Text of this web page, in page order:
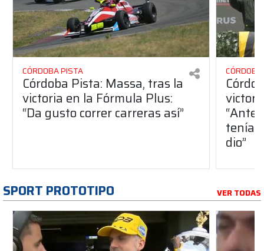
CÓRDOBA PISTA
Córdoba Pista: Massa, tras la
victoria en la Fórmula Plus:
“Da gusto correr carreras así”
dio”
SPORT PROTOTIPO VER TODAS